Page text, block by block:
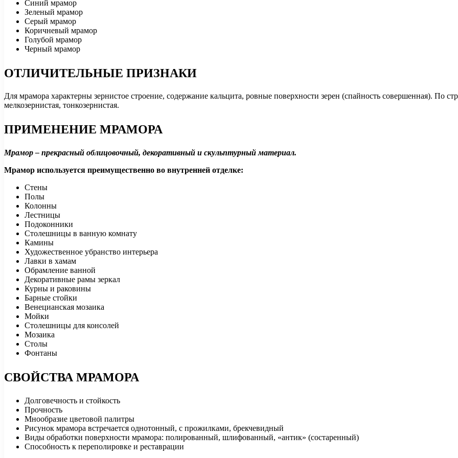
Синий мрамор
Зеленый мрамор
Серый мрамор
Коричневый мрамор
Голубой мрамор
Черный мрамор
ОТЛИЧИТЕЛЬНЫЕ ПРИЗНАКИ
Для мрамора характерны зернистое строение, содержание кальцита, ровные поверхности зерен (спайность совершенная). По
мелкозернистая, тонкозернистая.
ПРИМЕНЕНИЕ МРАМОРА
Мрамор – прекрасный облицовочный, декоративный и скульптурный материал.
Мрамор используется преимущественно во внутренней отделке:
Стены
Полы
Колонны
Лестницы
Подоконники
Столешницы в ванную комнату
Камины
Художественное убранство интерьера
Лавки в хамам
Обрамление ванной
Декоративные рамы зеркал
Курны и раковины
Барные стойки
Венецианская мозаика
Мойки
Столешницы для консолей
Мозаика
Столы
Фонтаны
СВОЙСТВА МРАМОРА
Долговечность и стойкость
Прочность
Мнообразие цветовой палитры
Рисунок мрамора встречается однотонный, с прожилками, брекчевидный
Виды обработки поверхности мрамора: полированный, шлифованный, «антик» (состаренный)
Способность к переполировке и реставрации